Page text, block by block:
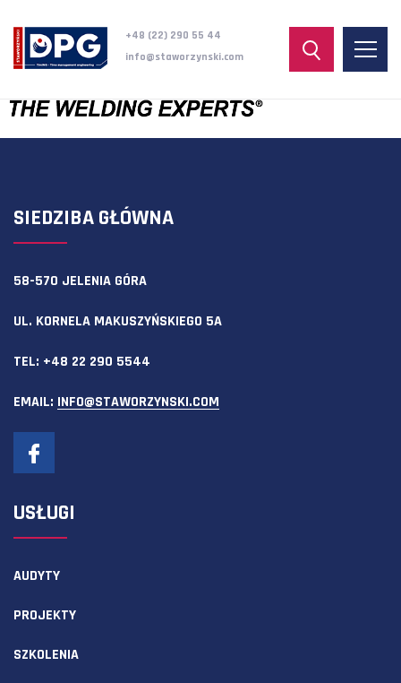
+48 (22) 290 55 44
info@staworzynski.com
SIEDZIBA GŁÓWNA
58-570 JELENIA GÓRA
UL. KORNELA MAKUSZYŃSKIEGO 5A
TEL: +48 22 290 5544
EMAIL: INFO@STAWORZYNSKI.COM
USŁUGI
AUDYTY
PROJEKTY
SZKOLENIA